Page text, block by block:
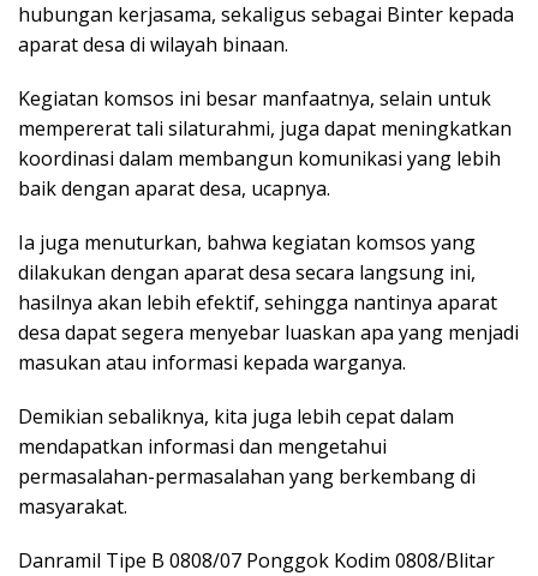
hubungan kerjasama, sekaligus sebagai Binter kepada
aparat desa di wilayah binaan.
Kegiatan komsos ini besar manfaatnya, selain untuk
mempererat tali silaturahmi, juga dapat meningkatkan
koordinasi dalam membangun komunikasi yang lebih
baik dengan aparat desa, ucapnya.
Ia juga menuturkan, bahwa kegiatan komsos yang
dilakukan dengan aparat desa secara langsung ini,
hasilnya akan lebih efektif, sehingga nantinya aparat
desa dapat segera menyebar luaskan apa yang menjadi
masukan atau informasi kepada warganya.
Demikian sebaliknya, kita juga lebih cepat dalam
mendapatkan informasi dan mengetahui
permasalahan-permasalahan yang berkembang di
masyarakat.
Danramil Tipe B 0808/07 Ponggok Kodim 0808/Blitar